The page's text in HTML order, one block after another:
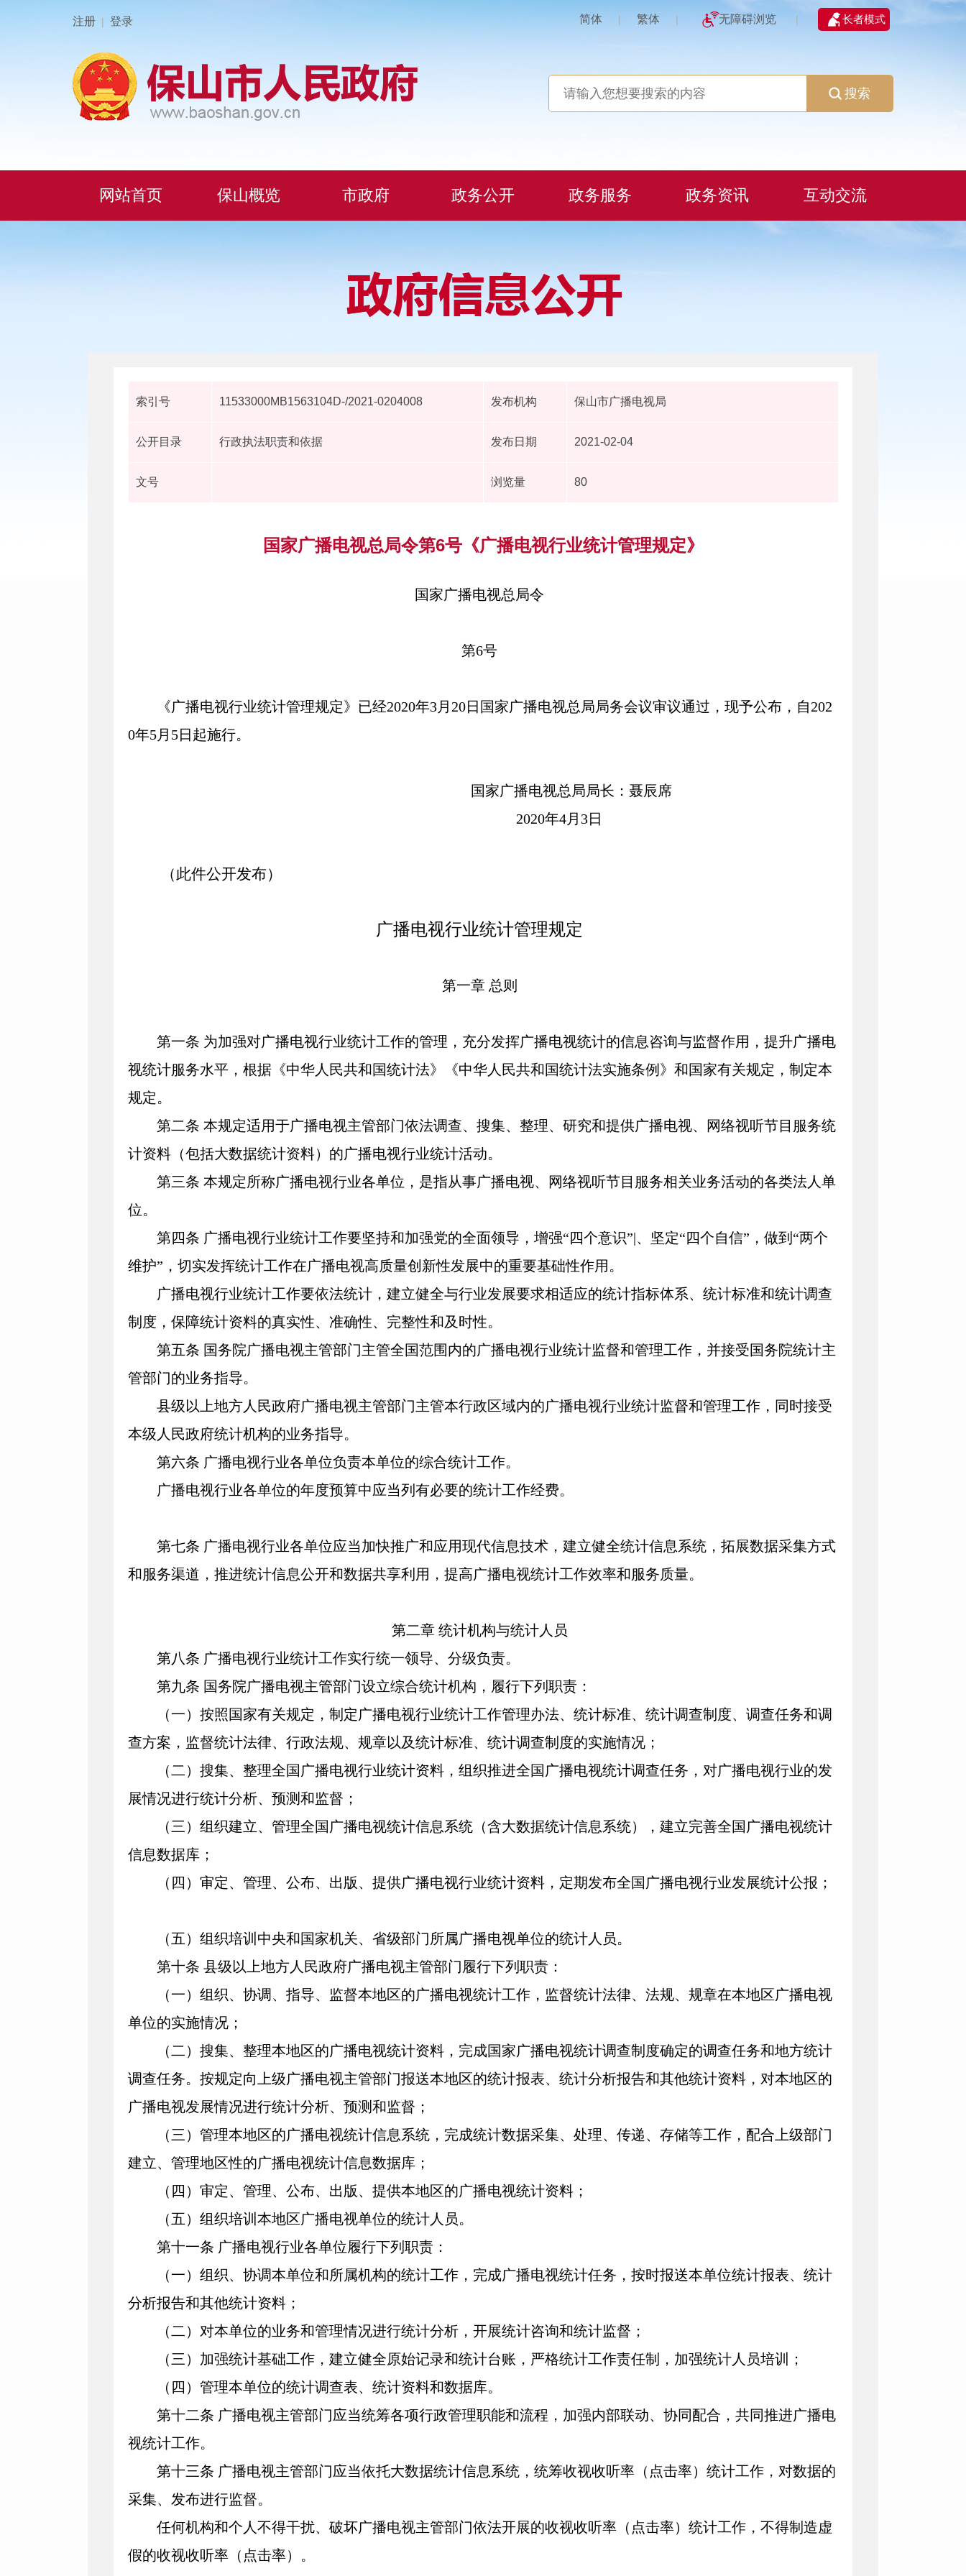
注册 | 登录 简体 | 繁体 | 无障碍浏览 | 长者模式
搜索
网站首页 保山概览 市政府 政务公开 政务服务 政务资讯 互动交流
索引号 11533000MB1563104D-/2021-0204008 发布机构 保山市广播电视局
公开目录 行政执法职责和依据 发布日期 2021-02-04
文号 浏览量 80
国家广播电视总局令第6号《广播电视行业统计管理规定》
国家广播电视总局令
第6号
《广播电视行业统计管理规定》已经2020年3月20日国家广播电视总局局务会议审议通过，现予公布，自202
0年5月5日起施行。
国家广播电视总局局长：聂辰席
2020年4月3日
（此件公开发布）
广播电视行业统计管理规定
第一章 总则
第一条 为加强对广播电视行业统计工作的管理，充分发挥广播电视统计的信息咨询与监督作用，提升广播电
视统计服务水平，根据《中华人民共和国统计法》《中华人民共和国统计法实施条例》和国家有关规定，制定本
规定。
第二条 本规定适用于广播电视主管部门依法调查、搜集、整理、研究和提供广播电视、网络视听节目服务统
计资料（包括大数据统计资料）的广播电视行业统计活动。
第三条 本规定所称广播电视行业各单位，是指从事广播电视、网络视听节目服务相关业务活动的各类法人单
位。
第四条 广播电视行业统计工作要坚持和加强党的全面领导，增强“四个意识”|、 坚定“四个自信”，做到“两个
维护”，切实发挥统计工作在广播电视高质量创新性发展中的重要基础性作用。
广播电视行业统计工作要依法统计，建立健全与行业发展要求相适应的统计指标体系、统计标准和统计调查
制度，保障统计资料的真实性、准确性、完整性和及时性。
第五条 国务院广播电视主管部门主管全国范围内的广播电视行业统计监督和管理工作，并接受国务院统计主
管部门的业务指导。
县级以上地方人民政府广播电视主管部门主管本行政区域内的广播电视行业统计监督和管理工作，同时接受
本级人民政府统计机构的业务指导。
第六条 广播电视行业各单位负责本单位的综合统计工作。
广播电视行业各单位的年度预算中应当列有必要的统计工作经费。
第七条 广播电视行业各单位应当加快推广和应用现代信息技术，建立健全统计信息系统，拓展数据采集方式
和服务渠道，推进统计信息公开和数据共享利用，提高广播电视统计工作效率和服务质量。
第二章 统计机构与统计人员
第八条 广播电视行业统计工作实行统一领导、分级负责。
第九条 国务院广播电视主管部门设立综合统计机构，履行下列职责：
（一）按照国家有关规定，制定广播电视行业统计工作管理办法、统计标准、统计调查制度、调查任务和调
查方案，监督统计法律、行政法规、规章以及统计标准、统计调查制度的实施情况；
（二）搜集、整理全国广播电视行业统计资料，组织推进全国广播电视统计调查任务，对广播电视行业的发
展情况进行统计分析、预测和监督；
（三）组织建立、管理全国广播电视统计信息系统（含大数据统计信息系统），建立完善全国广播电视统计
信息数据库；
（四）审定、管理、公布、出版、提供广播电视行业统计资料，定期发布全国广播电视行业发展统计公报；
（五）组织培训中央和国家机关、省级部门所属广播电视单位的统计人员。
第十条 县级以上地方人民政府广播电视主管部门履行下列职责：
（一）组织、协调、指导、监督本地区的广播电视统计工作，监督统计法律、法规、规章在本地区广播电视
单位的实施情况；
（二）搜集、整理本地区的广播电视统计资料，完成国家广播电视统计调查制度确定的调查任务和地方统计
调查任务。按规定向上级广播电视主管部门报送本地区的统计报表、统计分析报告和其他统计资料，对本地区的
广播电视发展情况进行统计分析、预测和监督；
（三）管理本地区的广播电视统计信息系统，完成统计数据采集、处理、传递、存储等工作，配合上级部门
建立、管理地区性的广播电视统计信息数据库；
（四）审定、管理、公布、出版、提供本地区的广播电视统计资料；
（五）组织培训本地区广播电视单位的统计人员。
第十一条 广播电视行业各单位履行下列职责：
（一）组织、协调本单位和所属机构的统计工作，完成广播电视统计任务，按时报送本单位统计报表、统计
分析报告和其他统计资料；
（二）对本单位的业务和管理情况进行统计分析，开展统计咨询和统计监督；
（三）加强统计基础工作，建立健全原始记录和统计台账，严格统计工作责任制，加强统计人员培训；
（四）管理本单位的统计调查表、统计资料和数据库。
第十二条 广播电视主管部门应当统筹各项行政管理职能和流程，加强内部联动、协同配合，共同推进广播电
视统计工作。
第十三条 广播电视主管部门应当依托大数据统计信息系统，统筹收视收听率（点击率）统计工作，对数据的
采集、发布进行监督。
任何机构和个人不得干扰、破坏广播电视主管部门依法开展的收视收听率（点击率）统计工作，不得制造虚
假的收视收听率（点击率）。